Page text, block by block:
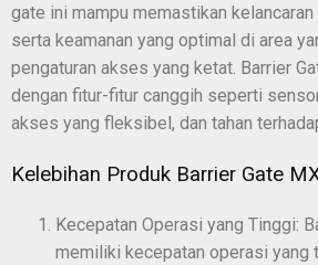
gate ini mampu memastikan
serta keamanan yang optimal di area
pengaturan akses yang ketat. Barrier
dengan fitur-fitur canggih seperti
akses yang fleksibel, dan tahan
Kelebihan Produk Barrier Gate
Kecepatan Operasi yang Tinggi:
memiliki kecepatan operasi yang